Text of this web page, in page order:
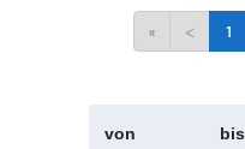
« < 1
von bis